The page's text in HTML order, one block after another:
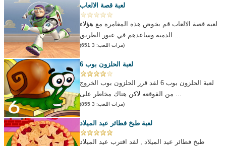
لعبة قصة الالعاب
لعبه قصة الالعاب قم بخوض هذه المغامره مع هؤلاء
(مرات اللعب: 3 651)
لعبة الحلزون بوب 6
لعبة الحلزون بوب 6 لقد قرر الحلزون بوب الخروج
(مرات اللعب: 3 855)
لعبة طبخ فطائر عيد الميلاد
طبخ فطائر عيد الميلاد , لقد اقترب عيد الميلاد